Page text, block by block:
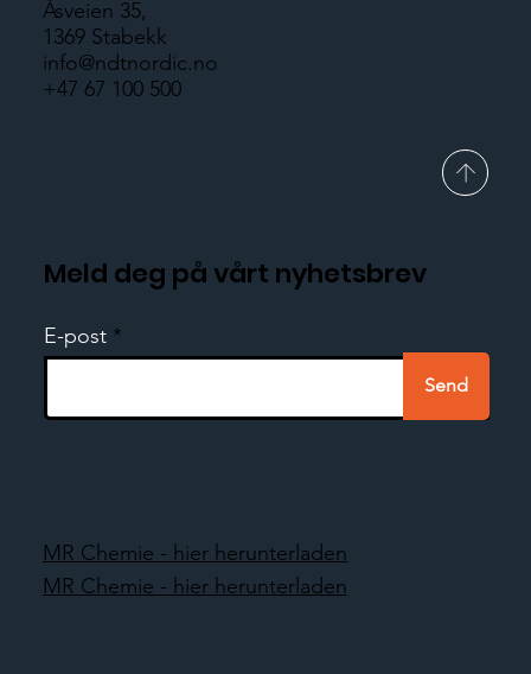
Åsveien 35,
1369 Stabekk
info@ndtnordic.no
+47 67 100 500
Meld deg på vårt nyhetsbrev
E-post
Send
MR Chemie - hier herunterladen
MR Chemie - hier herunterladen